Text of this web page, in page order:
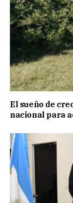
El sueño de
nacional para